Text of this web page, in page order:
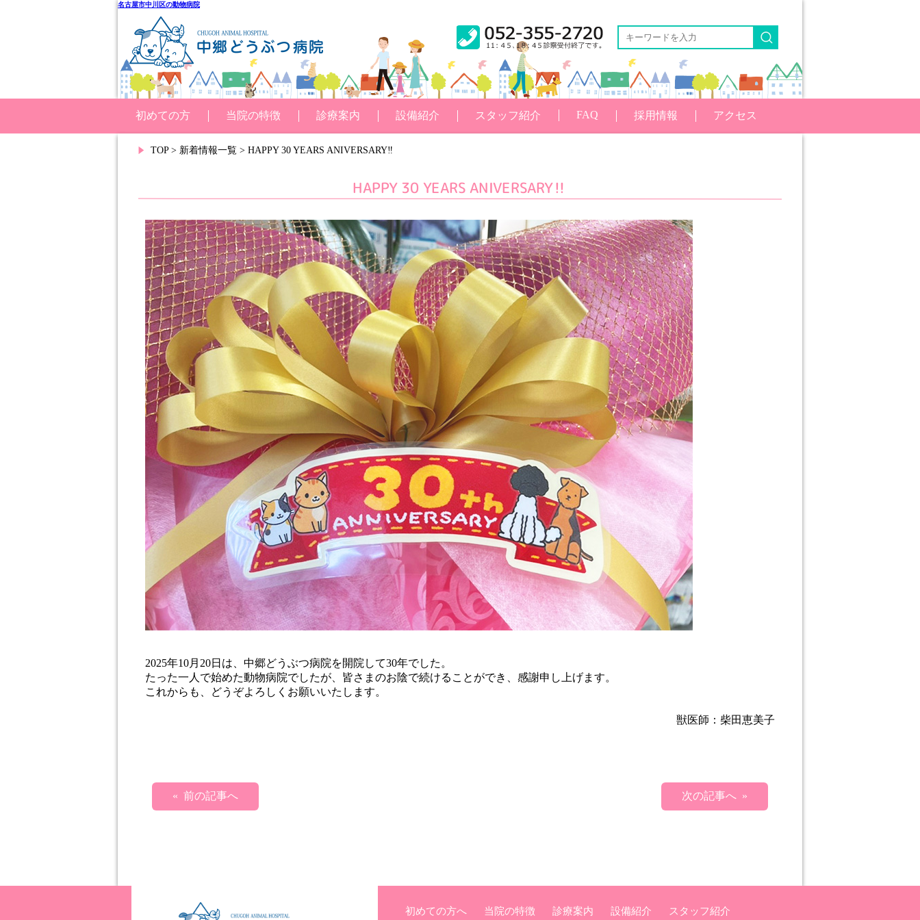
名古屋市中川区の動物病院
初めての方 当院の特徴 診療案内 設備紹介 スタッフ紹介 FAQ 採用情報 アクセス
TOP> 新着情報一覧 > HAPPY 30 YEARS ANIVERSARY‼
HAPPY 30 YEARS ANIVERSARY‼
2025年10月20日は、中郷どうぶつ病院を開院して30年でした。
たった一人で始めた動物病院でしたが、皆さまのお陰で続けることができ、感謝申し上げます。
これからも、どうぞよろしくお願いいたします。
獣医師：柴田恵美子
« 前の記事へ 次の記事へ »
初めての方へ 当院の特徴 診療案内 設備紹介 スタッフ紹介